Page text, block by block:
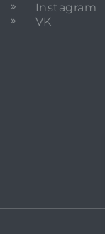
Instagram
VK